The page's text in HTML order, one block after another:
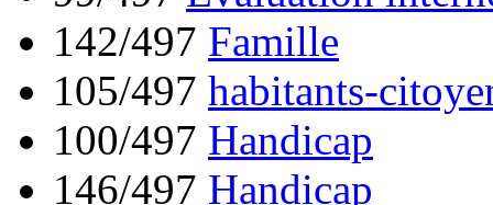
142/497 Famille
105/497 habitants-
100/497 Handicap
146/497 Handicap